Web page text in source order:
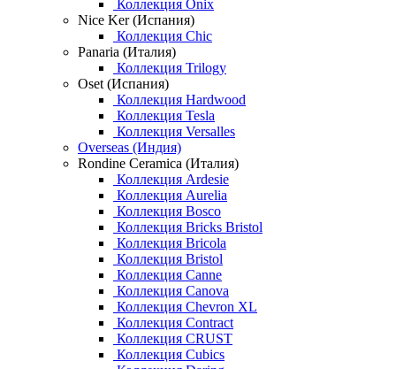
Коллекция Onix
Nice Ker (Испания)
Коллекция Chic
Panaria (Италия)
Коллекция Trilogy
Oset (Испания)
Коллекция Hardwood
Коллекция Tesla
Коллекция Versalles
Overseas (Индия)
Rondine Ceramica (Италия)
Коллекция Ardesie
Коллекция Aurelia
Коллекция Bosco
Коллекция Bricks Bristol
Коллекция Bricola
Коллекция Bristol
Коллекция Canne
Коллекция Canova
Коллекция Chevron XL
Коллекция Contract
Коллекция CRUST
Коллекция Cubics